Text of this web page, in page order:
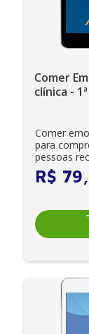
Comer
clínica -
Comer
para
pessoas
resposta a
R$ 79